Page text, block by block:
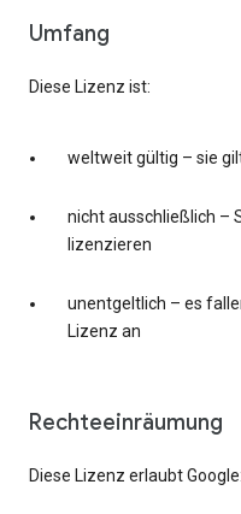
Umfang
Diese Lizenz ist:
weltweit gültig – sie
nicht ausschließlich –
lizenzieren
unentgeltlich – es
Lizenz an
Rechteeinräumung
Diese Lizenz erlaubt Google: